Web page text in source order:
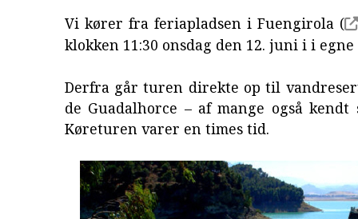
Vi kører fra feriapladsen i Fuengirola (
klokken 11:30 onsdag den 12. juni i i
Derfra går turen direkte op til
de Guadalhorce – af mange også kendt
Køreturen varer en times tid.